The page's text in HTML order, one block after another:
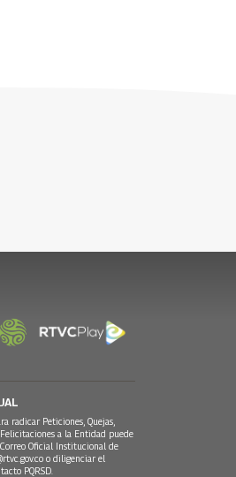
radicar Peticiones, Quejas,
a la Entidad puede
Oficial Institucional de
o diligenciar el
PQRSD.